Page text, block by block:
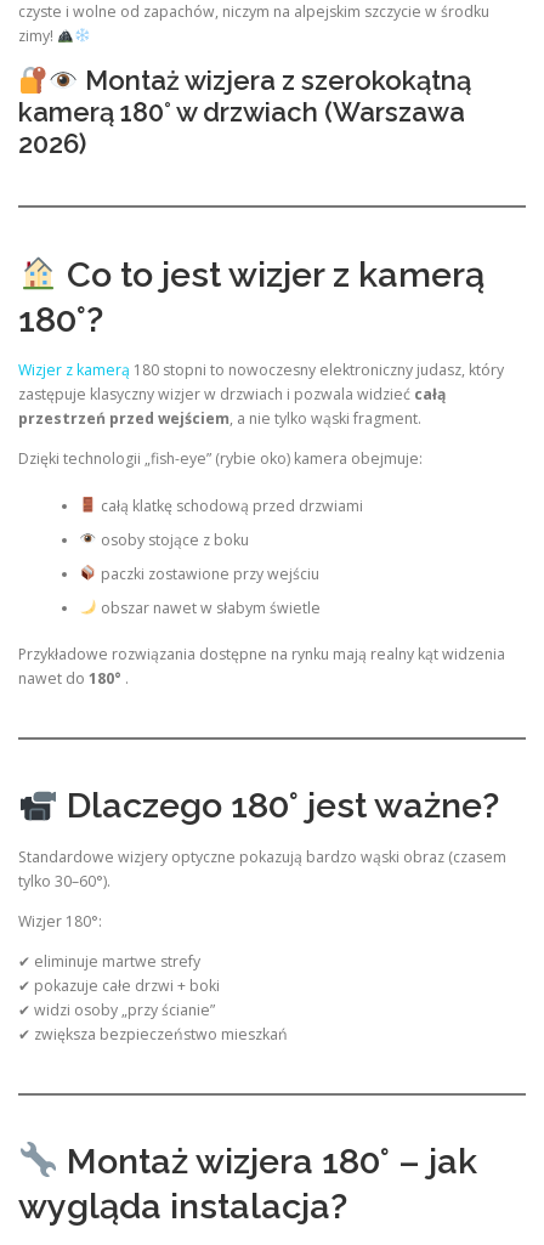
czyste i wolne od zapachów, niczym na alpejskim szczycie w środku
zimy!
Montaż wizjera z szerokokątną
kamerą 180° w drzwiach (Warszawa
2026)
Co to jest wizjer z kamerą
180°?
Wizjer z kamerą 180 stopni to nowoczesny elektroniczny judasz, który
zastępuje klasyczny wizjer w drzwiach i pozwala widzieć całą
przestrzeń przed wejściem, a nie tylko wąski fragment.
Dzięki technologii „fish-eye” (rybie oko) kamera obejmuje:
całą klatkę schodową przed drzwiami
osoby stojące z boku
paczki zostawione przy wejściu
obszar nawet w słabym świetle
Przykładowe rozwiązania dostępne na rynku mają realny kąt widzenia
nawet do 180° .
Dlaczego 180° jest ważne?
Standardowe wizjery optyczne pokazują bardzo wąski obraz (czasem
tylko 30–60°).
Wizjer 180°:
✔ eliminuje martwe strefy
✔ pokazuje całe drzwi + boki
✔ widzi osoby „przy ścianie”
✔ zwiększa bezpieczeństwo mieszkań
Montaż wizjera 180° – jak
wygląda instalacja?